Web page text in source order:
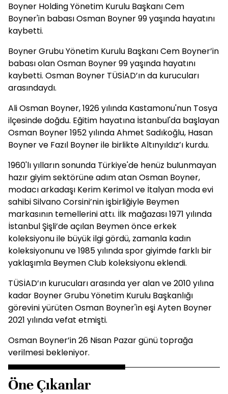
Boyner Holding Yönetim Kurulu Başkanı Cem
Boyner'in babası Osman Boyner 99 yaşında hayatını
kaybetti.
Boyner Grubu Yönetim Kurulu Başkanı Cem Boyner’in
babası olan Osman Boyner 99 yaşında hayatını
kaybetti. Osman Boyner TÜSİAD’ın da kurucuları
arasındaydı.
Ali Osman Boyner, 1926 yılında Kastamonu'nun Tosya
ilçesinde doğdu. Eğitim hayatına İstanbul'da başlayan
Osman Boyner 1952 yılında Ahmet Sadıkoğlu, Hasan
Boyner ve Fazıl Boyner ile birlikte Altınyıldız’ı kurdu.
1960'lı yılların sonunda Türkiye'de henüz bulunmayan
hazır giyim sektörüne adım atan Osman Boyner,
modacı arkadaşı Kerim Kerimol ve İtalyan moda evi
sahibi Silvano Corsini’nin işbirliğiyle Beymen
markasının temellerini attı. İlk mağazası 1971 yılında
İstanbul Şişli’de açılan Beymen önce erkek
koleksiyonu ile büyük ilgi gördü, zamanla kadın
koleksiyonunu ve 1985 yılında spor giyimde farklı bir
yaklaşımla Beymen Club koleksiyonu eklendi.
TÜSİAD’ın kurucuları arasında yer alan ve 2010 yılına
kadar Boyner Grubu Yönetim Kurulu Başkanlığı
görevini yürüten Osman Boyner'in eşi Ayten Boyner
2021 yılında vefat etmişti.
Osman Boyner’in 26 Nisan Pazar günü toprağa
verilmesi bekleniyor.
Öne Çıkanlar